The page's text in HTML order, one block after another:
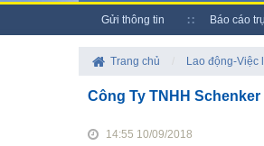
Gửi thông tin Báo cáo
Trang chủ Lao động-Việc
Công Ty TNHH
14:55 10/09/2018